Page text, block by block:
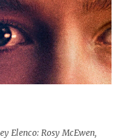
variedade de estilos e
produções tupiniquins do
Marcado para Morrer
golpe militar, Eduardo
as filmagens do
Joã...
Elenco: Rosy McEwen,